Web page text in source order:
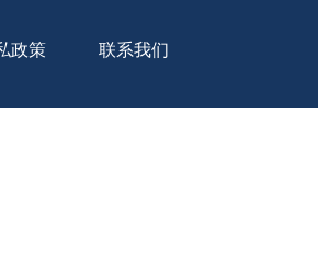
政策 联系我们